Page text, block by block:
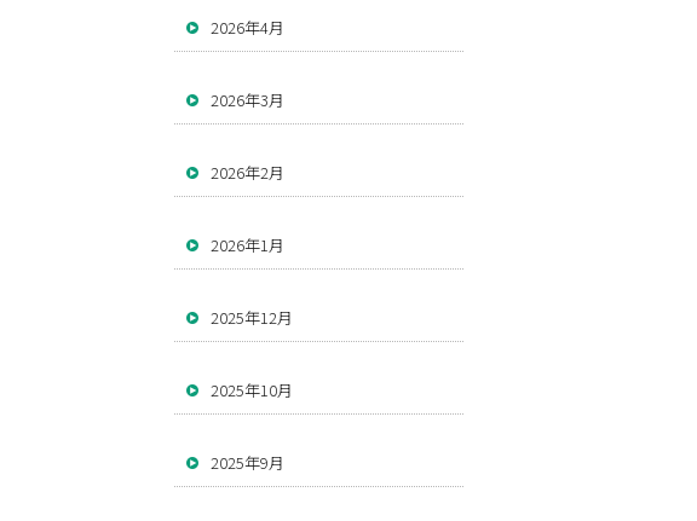
2026年4月
2026年3月
2026年2月
2026年1月
2025年12月
2025年10月
2025年9月